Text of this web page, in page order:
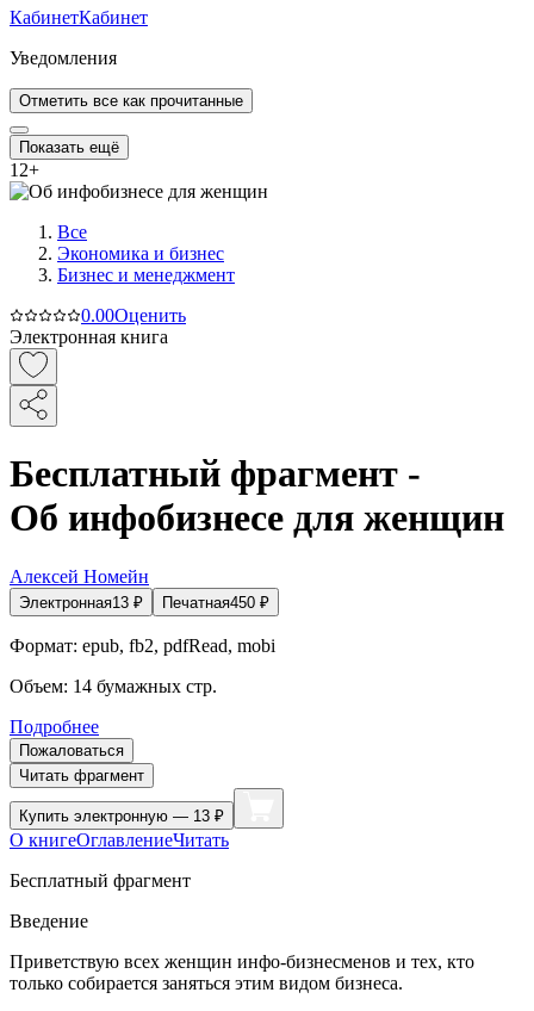
КабинетКабинет
Уведомления
Отметить все как прочитанные
Показать ещё
12+
Все
Экономика и бизнес
Бизнес и менеджмент
0.00Оценить
Электронная книга
Бесплатный фрагмент -
Об инфобизнесе для женщин
Алексей Номейн
Электронная13 ₽ Печатная450 ₽
Формат: epub, fb2, pdfRead, mobi
Объем: 14 бумажных стр.
Подробнее
Пожаловаться
Читать фрагмент
Купить электронную — 13 ₽
О книгеОглавлениеЧитать
Бесплатный фрагмент
Введение
Приветствую всех женщин инфо-бизнесменов и тех, кто
только собирается заняться этим видом бизнеса.